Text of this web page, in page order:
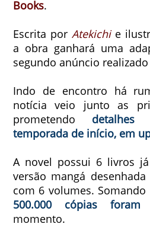
Books.
Escrita porAtekichie
a obra ganhará uma
segundo anúncio
Indo de encontro há
notícia veio junto as
prometendo detalhes
temporada de início, em
A novel possui 6 livros
versão mangá
com 6 volumes.
500.000 cópias foram
momento.